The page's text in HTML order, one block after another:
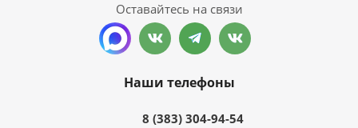
Оставайтесь на связи
Наши телефоны
8 (383) 304-94-54